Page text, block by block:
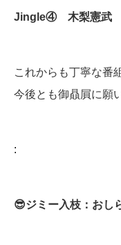
Jingle④ 木梨憲武
これからも丁寧な番
今後とも御贔屓に願
:
😎ジミー入枝：おし